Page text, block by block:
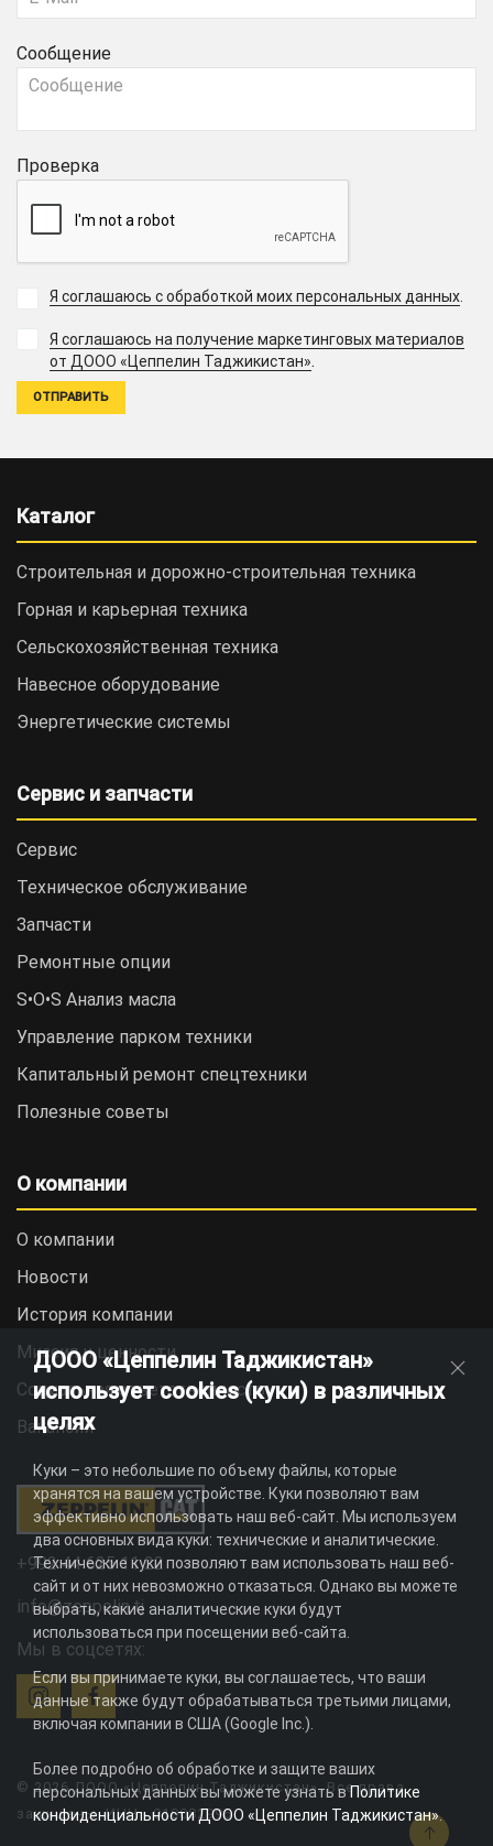
Сообщение
Проверка
Я соглашаюсь с обработкой моих персональных данных
Я соглашаюсь на получение маркетинговых материалов
от ДООО «Цеппелин Таджикистан».
Каталог
Строительная и дорожно-cтроительная техника
Горная и карьерная техника
Сельскохозяйственная техника
Навесное оборудование
Энергетические системы
Сервис и запчасти
Сервис
Техническое обслуживание
Запчасти
Ремонтные опции
S•O•S Анализ масла
Управление парком техники
Капитальный ремонт спецтехники
Полезные советы
О компании
О компании
Новости
История компании
Миссия и ценности
Социальная ответственность
Вакансии
+992 44 625 11 22
info@zeppelin.tj
Мы в соцсетях:
© 2026 ДООО «Цеппелин Таджикистан». Все права
защищены. ИНН - 010082996
ДООО «Цеппелин Таджикистан»
использует cookies (куки) в различных
целях
Куки – это небольшие по объему файлы, которые
хранятся на вашем устройстве. Куки позволяют вам
эффективно использовать наш веб-сайт. Мы используем
два основных вида куки: технические и аналитические.
Технические куки позволяют вам использовать наш веб-
сайт и от них невозможно отказаться. Однако вы можете
выбрать, какие аналитические куки будут
использоваться при посещении веб-сайта.
Если вы принимаете куки, вы соглашаетесь, что ваши
данные также будут обрабатываться третьими лицами,
включая компании в США (Google Inc.).
Более подробно об обработке и защите ваших
персональных данных вы можете узнать вПолитике
конфиденциальности ДООО «Цеппелин Таджикистан».